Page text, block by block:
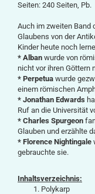
Seiten: 240 Seiten, Pb.
Auch im zweiten Band
Glaubens von der
Kinder heute noch
* Alban wurde von
nicht vor ihren Göttern
* Perpetua wurde
einem römischen
* Jonathan Edwards
Ruf an die ­Universität
* Charles Spurgeon
Glauben und erzählte
* Florence Nightingale
gebrauchte sie.
Inhaltsverzeichnis:
Polykarp